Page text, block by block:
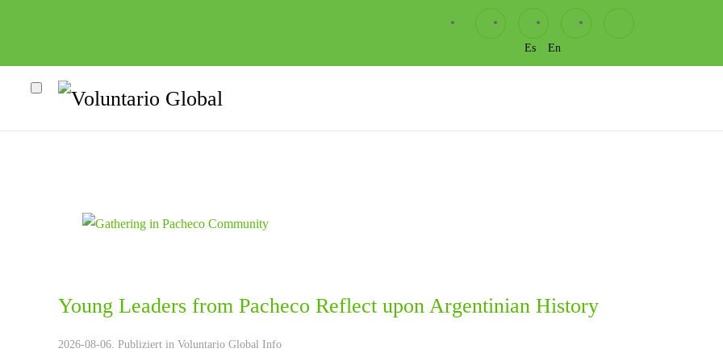
Es En
Young Leaders from Pacheco Reflect upon Argentinian History
2026-08-06. Publiziert in Voluntario Global Info